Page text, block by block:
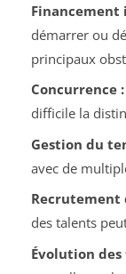
Financement
démarrer ou
principaux
Concurrence :
difficile la
Gestion du
avec de
Recrutement
des talents
Évolution